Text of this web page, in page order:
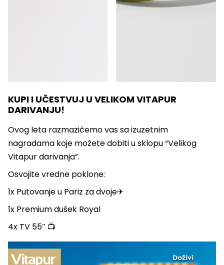
KUPI I UČESTVUJ U VELIKOM VITAPUR
DARIVANJU!
Ovog leta razmazićemo vas sa izuzetnim
nagradama koje možete dobiti u sklopu “Velikog
Vitapur darivanja”.
Osvojite vredne poklone:
1x Putovanje u Pariz za dvoje✈
1x Premium dušek Royal
4x TV 55″ 📺